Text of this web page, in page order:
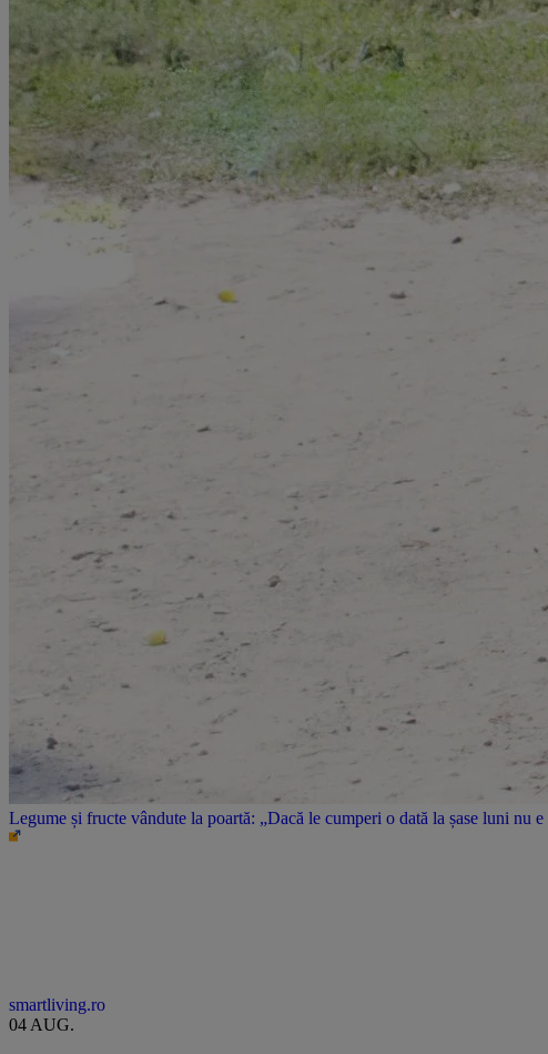
Legume și fructe vândute la poartă: „Dacă le cumperi o dată la șase luni nu
smartliving.ro
04 AUG.